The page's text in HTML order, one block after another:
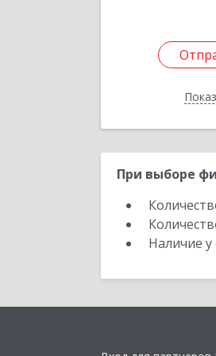
При выборе
Наличие